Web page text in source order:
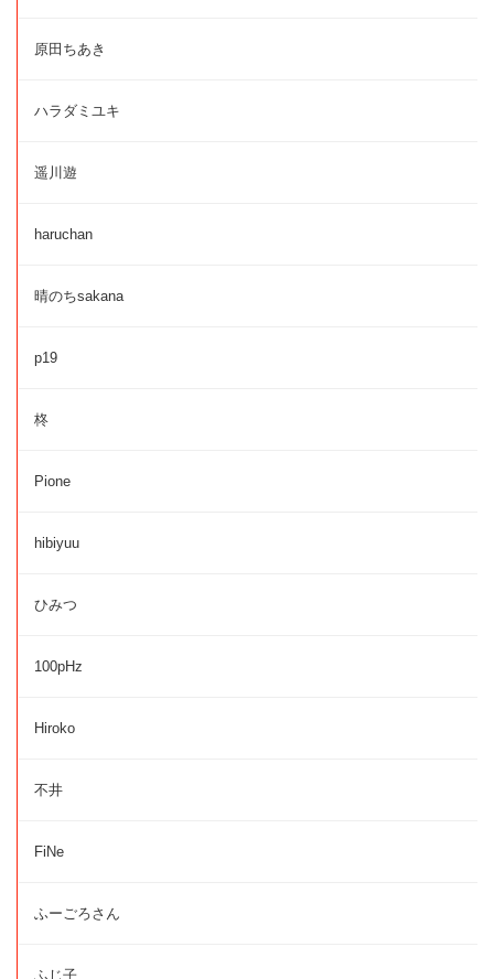
原田ちあき
ハラダミユキ
遥川遊
haruchan
晴のちsakana
p19
柊
Pione
hibiyuu
ひみつ
100pHz
Hiroko
不井
FiNe
ふーごろさん
ふじ子